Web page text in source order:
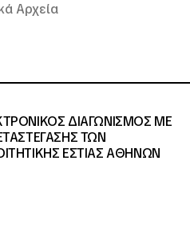
Αρχεία
ΔΙΑΓΩΝΙΣΜΟΣ ΜΕ
ΤΩΝ
ΕΣΤΙΑΣ ΑΘΗΝΩΝ